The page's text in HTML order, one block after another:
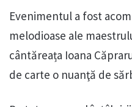
Evenimentul a fost
melodioase ale
cântăreața Ioana
de carte o nuanţă de